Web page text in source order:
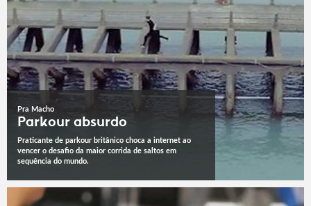
Pra Macho
Parkour absurdo
Praticante de parkour britânico choca a internet ao
vencer o desafio da maior corrida de saltos em
sequência do mundo.